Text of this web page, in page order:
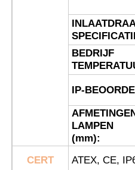
Vraag een offerte aan
Explosiebestendige
Explosiebestendig
BEDRIJF
IP-
LAMPEN
(mm):
CERT ATEX, CE,